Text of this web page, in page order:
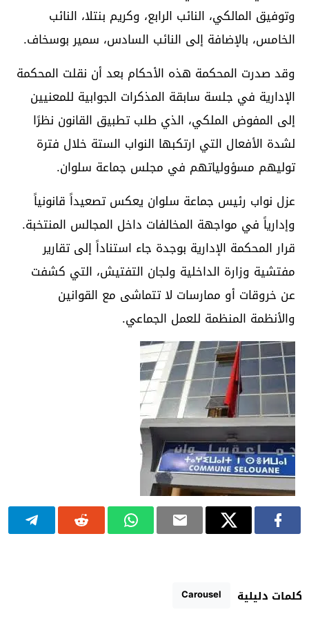
وتوفيق المالكي، النائب الرابع، وكريم بنتلا، النائب
الخامس، بالإضافة إلى النائب السادس، سمير بوسخاف.
وقد صدرت المحكمة هذه الأحكام بعد أن نقلت المحكمة
الإدارية في جلسة سابقة المذكرات الجوابية للمعنيين
إلى المفوض الملكي، الذي طلب تطبيق القانون نظرًا
لشدة الأفعال التي ارتكبها النواب الستة خلال فترة
توليهم مسؤولياتهم في مجلس جماعة سلوان.
عزل نواب رئيس جماعة سلوان يعكس تصعيداً قانونياً
وإدارياً في مواجهة المخالفات داخل المجالس المنتخبة.
قرار المحكمة الإدارية بوجدة جاء استناداً إلى تقارير
مفتشية وزارة الداخلية ولجان التفتيش، التي كشفت
عن خروقات أو ممارسات لا تتماشى مع القوانين
والأنظمة المنظمة للعمل الجماعي.
كلمات دليلية Carousel